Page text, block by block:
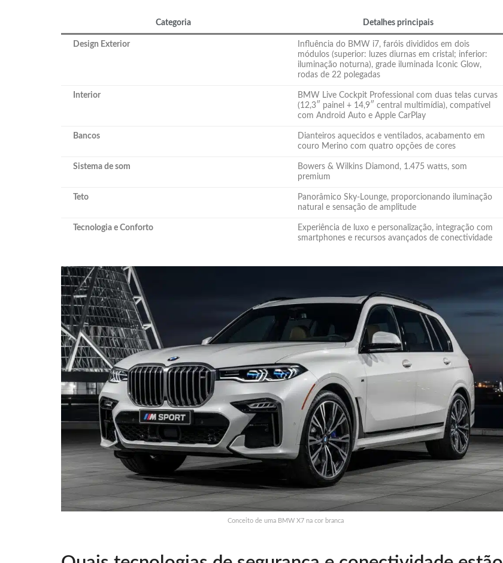
Categoria Detalhes principais
Design Exterior
Influência do BMW i7, faróis divididos em dois
módulos (superior: luzes diurnas em cristal; inferior:
iluminação noturna), grade iluminada Iconic Glow,
rodas de 22 polegadas
Interior
BMW Live Cockpit Professional com duas telas curvas
(12,3″ painel + 14,9″ central multimídia), compatível
com Android Auto e Apple CarPlay
Bancos
Dianteiros aquecidos e ventilados, acabamento em
couro Merino com quatro opções de cores
Sistema de som
Bowers & Wilkins Diamond, 1.475 watts, som
premium
Teto
Panorâmico Sky-Lounge, proporcionando iluminação
natural e sensação de amplitude
Tecnologia e Conforto
Experiência de luxo e personalização, integração com
smartphones e recursos avançados de conectividade
Conceito de uma BMW X7 na cor branca